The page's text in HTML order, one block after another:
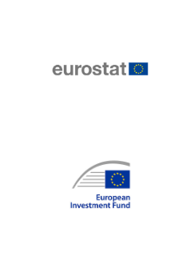
Katharien L.C. Hunt
Klaus-Heiner Lehne
Koen LENAERTS
Lars Heikensten